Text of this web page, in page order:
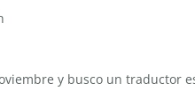
y busco un traductor